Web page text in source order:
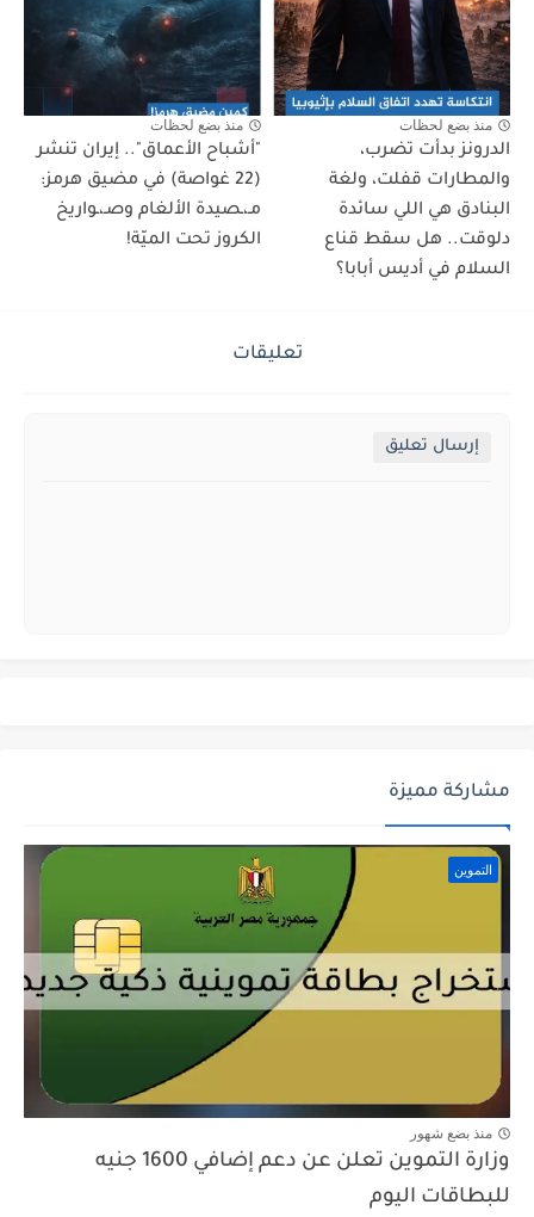
منذ بضع لحظات
الدرونز بدأت تضرب،
والمطارات قفلت، ولغة
البنادق هي اللي سائدة
دلوقت.. هل سقط قناع
السلام في أديس أبابا؟
منذ بضع لحظات
"أشباح الأعماق".. إيران تنشر
(22 غواصة) في مضيق هرمز:
مـ،ـصيدة الألغام وصـ،ـواريخ
الكروز تحت الميّة!
تعليقات
إرسال تعليق
مشاركة مميزة
التموين
منذ بضع شهور
وزارة التموين تعلن عن دعم إضافي 1600 جنيه
للبطاقات اليوم